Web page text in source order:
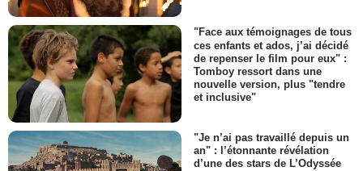
"Face aux témoignages de tous
ces enfants et ados, j’ai décidé
de repenser le film pour eux" :
Tomboy ressort dans une
nouvelle version, plus "tendre
et inclusive"
"Je n’ai pas travaillé depuis un
an" : l’étonnante révélation
d’une des stars de L’Odyssée